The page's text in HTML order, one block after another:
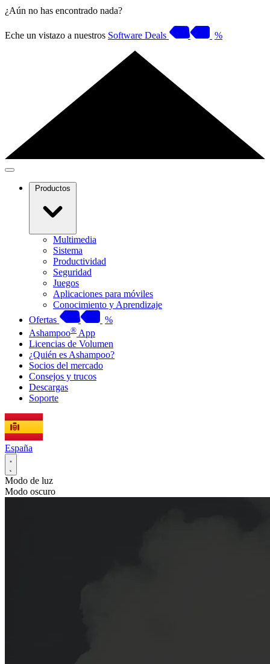
¿Aún no has encontrado nada?
Eche un vistazo a nuestros Software Deals %
Productos
Multimedia
Sistema
Productividad
Seguridad
Juegos
Aplicaciones para móviles
Conocimiento y Aprendizaje
Ofertas
%
Ashampoo® App
Licencias de Volumen
¿Quién es Ashampoo?
Socios del mercado
Consejos y trucos
Descargas
Soporte
España
Modo de luz
Modo oscuro